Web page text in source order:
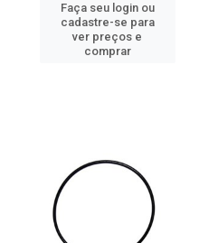
Faça seu login ou
cadastre-se para
ver preços e
comprar